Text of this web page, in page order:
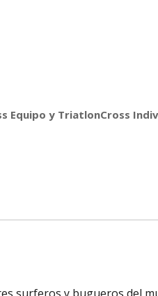
Equipo y TriatlonCross